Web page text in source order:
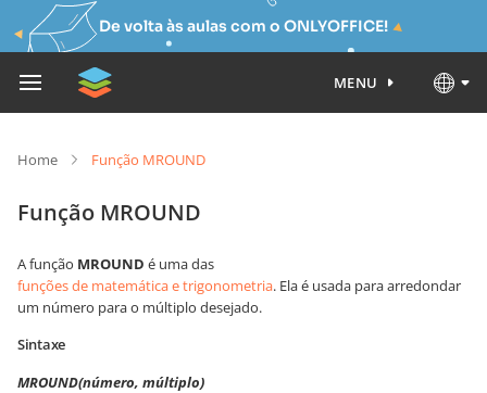
De volta às aulas com o ONLYOFFICE!
MENU
Home Função MROUND
Função MROUND
A função MROUND é uma das
funções de matemática e trigonometria. Ela é usada para arredondar
um número para o múltiplo desejado.
Sintaxe
MROUND(número, múltiplo)